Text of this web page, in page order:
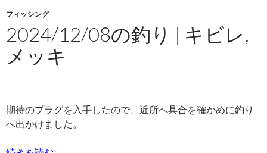
フィッシング
2024/12/08の釣り | キビレ,
メッキ
期待のプラグを入手したので、近所へ具合を確かめに釣り
へ出かけました。